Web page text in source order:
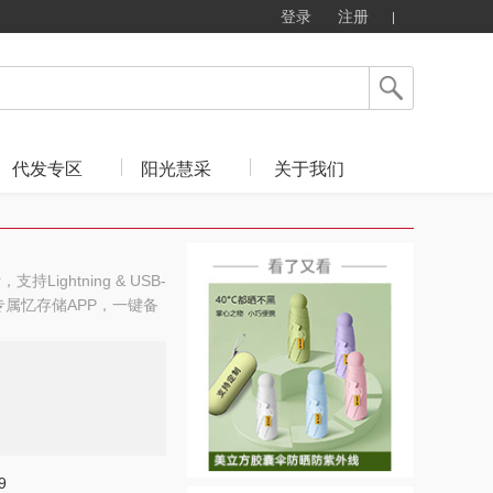
登录 注册
代发专区 阳光慧采 关于我们
支持Lightning & USB-
忆存储APP，一键备